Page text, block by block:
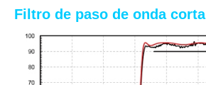
Filtro de paso de onda corta